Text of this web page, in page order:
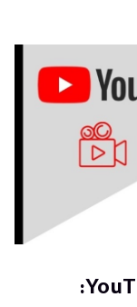
الجزء 2: Vimeo مقابل YouTube: